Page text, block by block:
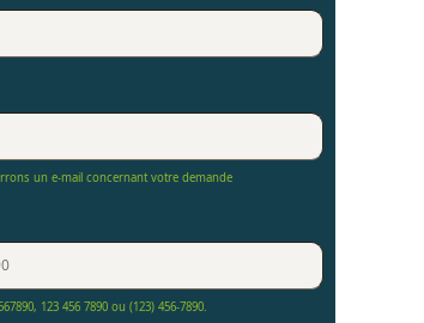
un e-mail concernant votre demande
123 456 7890 ou (123) 456-7890.